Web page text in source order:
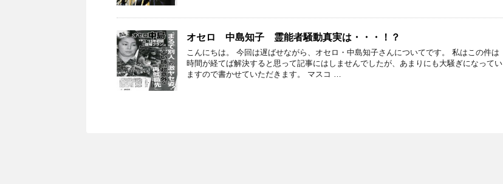
オセロ 中島知子 霊能者騒動真実は・・・！？
こんにちは。 今回は遅ばせながら、オセロ・中島知子さんについてです。 私はこの件は
時間が経てば解決すると思って記事にはしませんでしたが、あまりにも大騒ぎになってい
ますので書かせていただきます。 マスコ …